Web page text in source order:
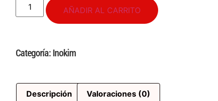
AÑADIR AL CARRITO
Categoría: Inokim
Descripción Valoraciones (0)